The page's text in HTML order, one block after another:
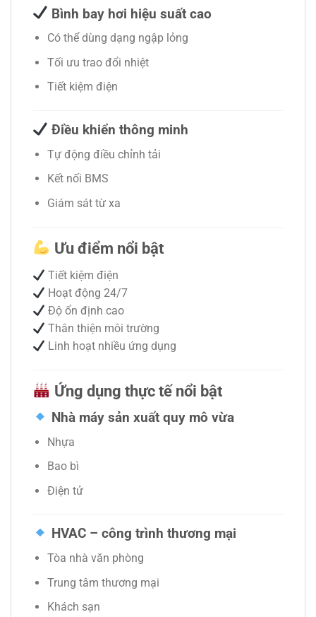
Bình bay hơi hiệu suất cao
Có thể dùng dạng ngập lỏng
Tối ưu trao đổi nhiệt
Tiết kiệm điện
Điều khiển thông minh
Tự động điều chỉnh tải
Kết nối BMS
Giám sát từ xa
Ưu điểm nổi bật
Tiết kiệm điện
Hoạt động 24/7
Độ ổn định cao
Thân thiện môi trường
Linh hoạt nhiều ứng dụng
Ứng dụng thực tế nổi bật
Nhà máy sản xuất quy mô vừa
Nhựa
Bao bì
Điện tử
HVAC – công trình thương mại
Tòa nhà văn phòng
Trung tâm thương mại
Khách sạn